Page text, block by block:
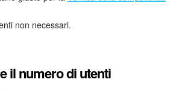
non necessari.
il numero di utenti